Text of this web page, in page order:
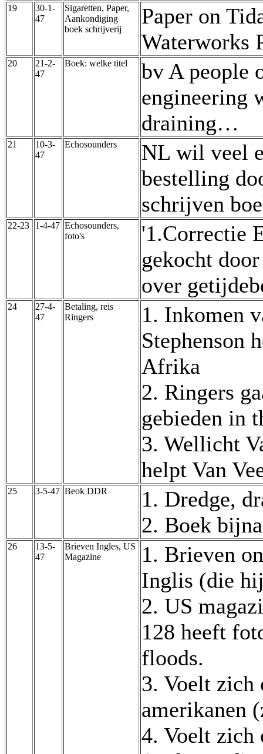
19
30-1-
47
Sigaretten, Paper,
Aankondiging
boek schrijverij
Paper on
Waterworks
20
21-2-
47
Boek: welke titel
bv A people
engineering
draining…
21
10-3-
47
Echosounders
NL wil veel
bestelling
schrijven
22-23 1-4-47 Echosounders,
foto's
'1.Correctie
gekocht
over
24
27-4-
47
Betaling, reis
Ringers
1. Inkomen
Stephenson
Afrika
2. Ringers
gebieden in
3. Wellicht
helpt Van
25 3-5-47 Beok DDR
1. Dredge,
2. Boek
26
13-5-
47
Brieven Ingles, US
Magazine
1. Brieven
Inglis (die
2. US
128 heeft
floods.
3. Voelt zich
amerikanen
4. Voelt zich